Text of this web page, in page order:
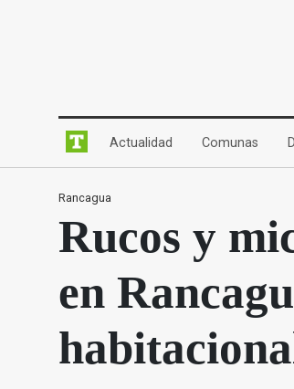
Actualidad (current)Comunas
Rancagua
Rucos y
en